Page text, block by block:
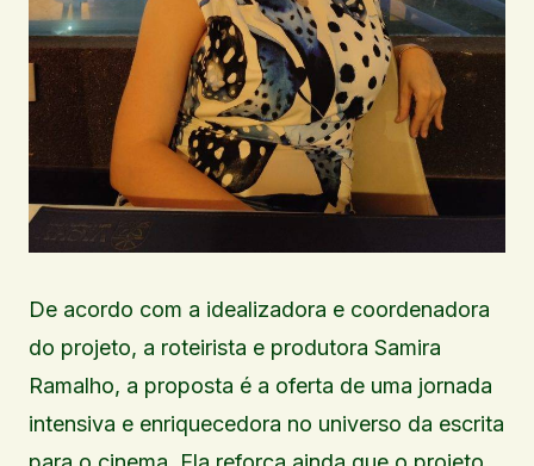
De acordo com a idealizadora e coordenadora
do projeto, a roteirista e produtora Samira
Ramalho, a proposta é a oferta de uma jornada
intensiva e enriquecedora no universo da escrita